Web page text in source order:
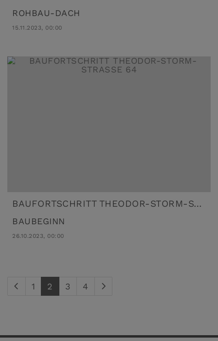
ROHBAU-DACH
15.11.2023, 00:00
BAUFORTSCHRITT THEODOR-STORM-STRASSE 64
BAUBEGINN
26.10.2023, 00:00
1 2 (current)
3 4